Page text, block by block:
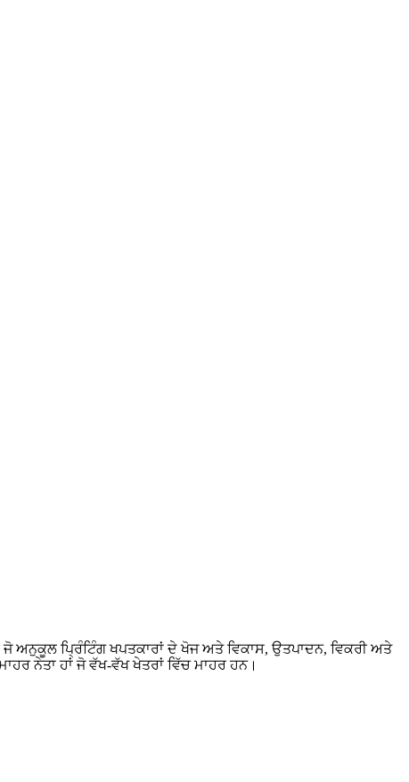
ਅਨੁਕੂਲ ਪ੍ਰਿੰਟਿੰਗ ਖਪਤਕਾਰਾਂ ਦੇ ਖੋਜ ਅਤੇ ਵਿਕਾਸ, ਉਤਪਾਦਨ, ਵਿਕਰੀ ਅਤੇ
ਨੇਤਾ ਹਾਂ ਜੋ ਵੱਖ-ਵੱਖ ਖੇਤਰਾਂ ਵਿੱਚ ਮਾਹਰ ਹਨ।